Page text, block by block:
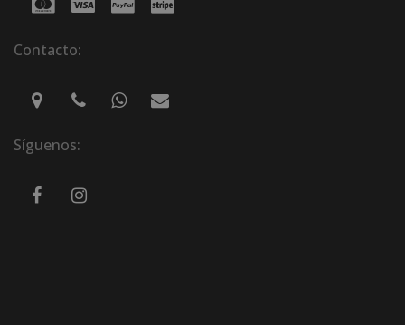
Contacto:
Síguenos: